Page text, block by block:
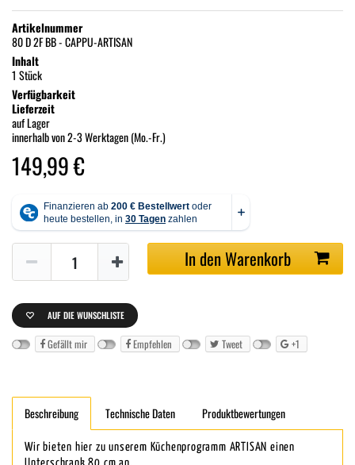
Artikelnummer
80 D 2F BB - CAPPU-ARTISAN
Inhalt
1 Stück
Verfügbarkeit
Lieferzeit
auf Lager
innerhalb von 2-3 Werktagen (Mo.-Fr.)
149,99 €
In den Warenkorb
AUF DIE WUNSCHLISTE
Gefällt mir Empfehlen Tweet +1
Beschreibung Technische Daten Produktbewertungen
Wir bieten hier zu unserem Küchenprogramm ARTISAN einen